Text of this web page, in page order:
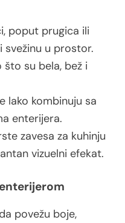
poput prugica ili
svežinu u prostor.
su bela, bež i
lako kombinuju sa
enterijera.
zavesa za kuhinju
vizuelni efekat.
povežu boje,